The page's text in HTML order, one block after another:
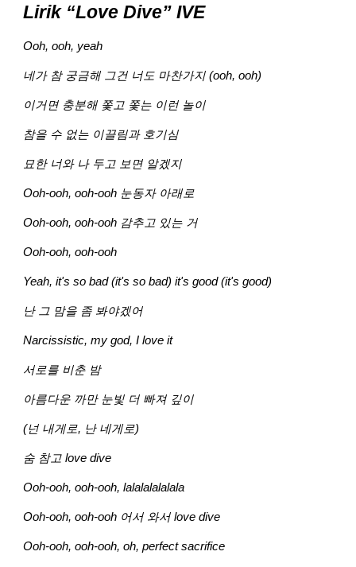
Lirik “Love Dive” IVE
Ooh, ooh, yeah
네가 참 궁금해 그건 너도 마찬가지 (ooh, ooh)
이거면 충분해 쫓고 쫓는 이런 놀이
참을 수 없는 이끌림과 호기심
묘한 너와 나 두고 보면 알겠지
Ooh-ooh, ooh-ooh 눈동자 아래로
Ooh-ooh, ooh-ooh 감추고 있는 거
Ooh-ooh, ooh-ooh
Yeah, it's so bad (it's so bad) it's good (it's good)
난 그 맘을 좀 봐야겠어
Narcissistic, my god, I love it
서로를 비춘 밤
아름다운 까만 눈빛 더 빠져 깊이
(넌 내게로, 난 네게로)
숨 참고 love dive
Ooh-ooh, ooh-ooh, lalalalalalala
Ooh-ooh, ooh-ooh 어서 와서 love dive
Ooh-ooh, ooh-ooh, oh, perfect sacrifice